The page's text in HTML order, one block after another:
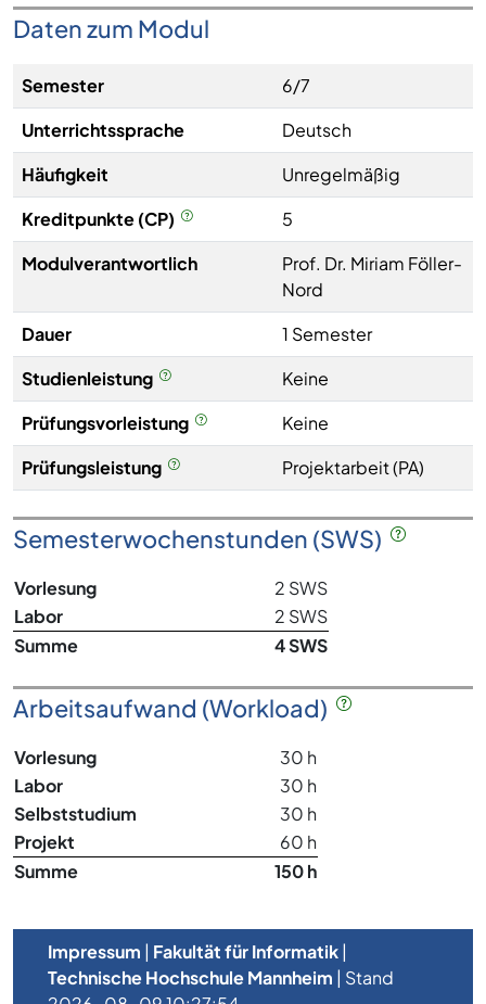
Daten zum Modul
Semester
6/7
Unterrichtssprache
Deutsch
Häufigkeit
Unregelmäßig
Kreditpunkte (CP)
5
Modulverantwortlich
Prof. Dr. Miriam Föller-
Nord
Dauer
1 Semester
Studienleistung
Keine
Prüfungsvorleistung
Keine
Prüfungsleistung
Projektarbeit (PA)
Semesterwochenstunden (SWS)
Vorlesung
2 SWS
Labor
2 SWS
Summe
4 SWS
Arbeitsaufwand (Workload)
Vorlesung
30 h
Labor
30 h
Selbststudium
30 h
Projekt
60 h
Summe
150 h
Impressum | Fakultät für Informatik|
Technische Hochschule Mannheim | Stand